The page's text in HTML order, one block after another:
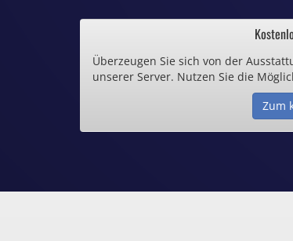
.de und .eu
Überzeugen Sie sich von der
unserer Server. Nutzen Sie die
Zum